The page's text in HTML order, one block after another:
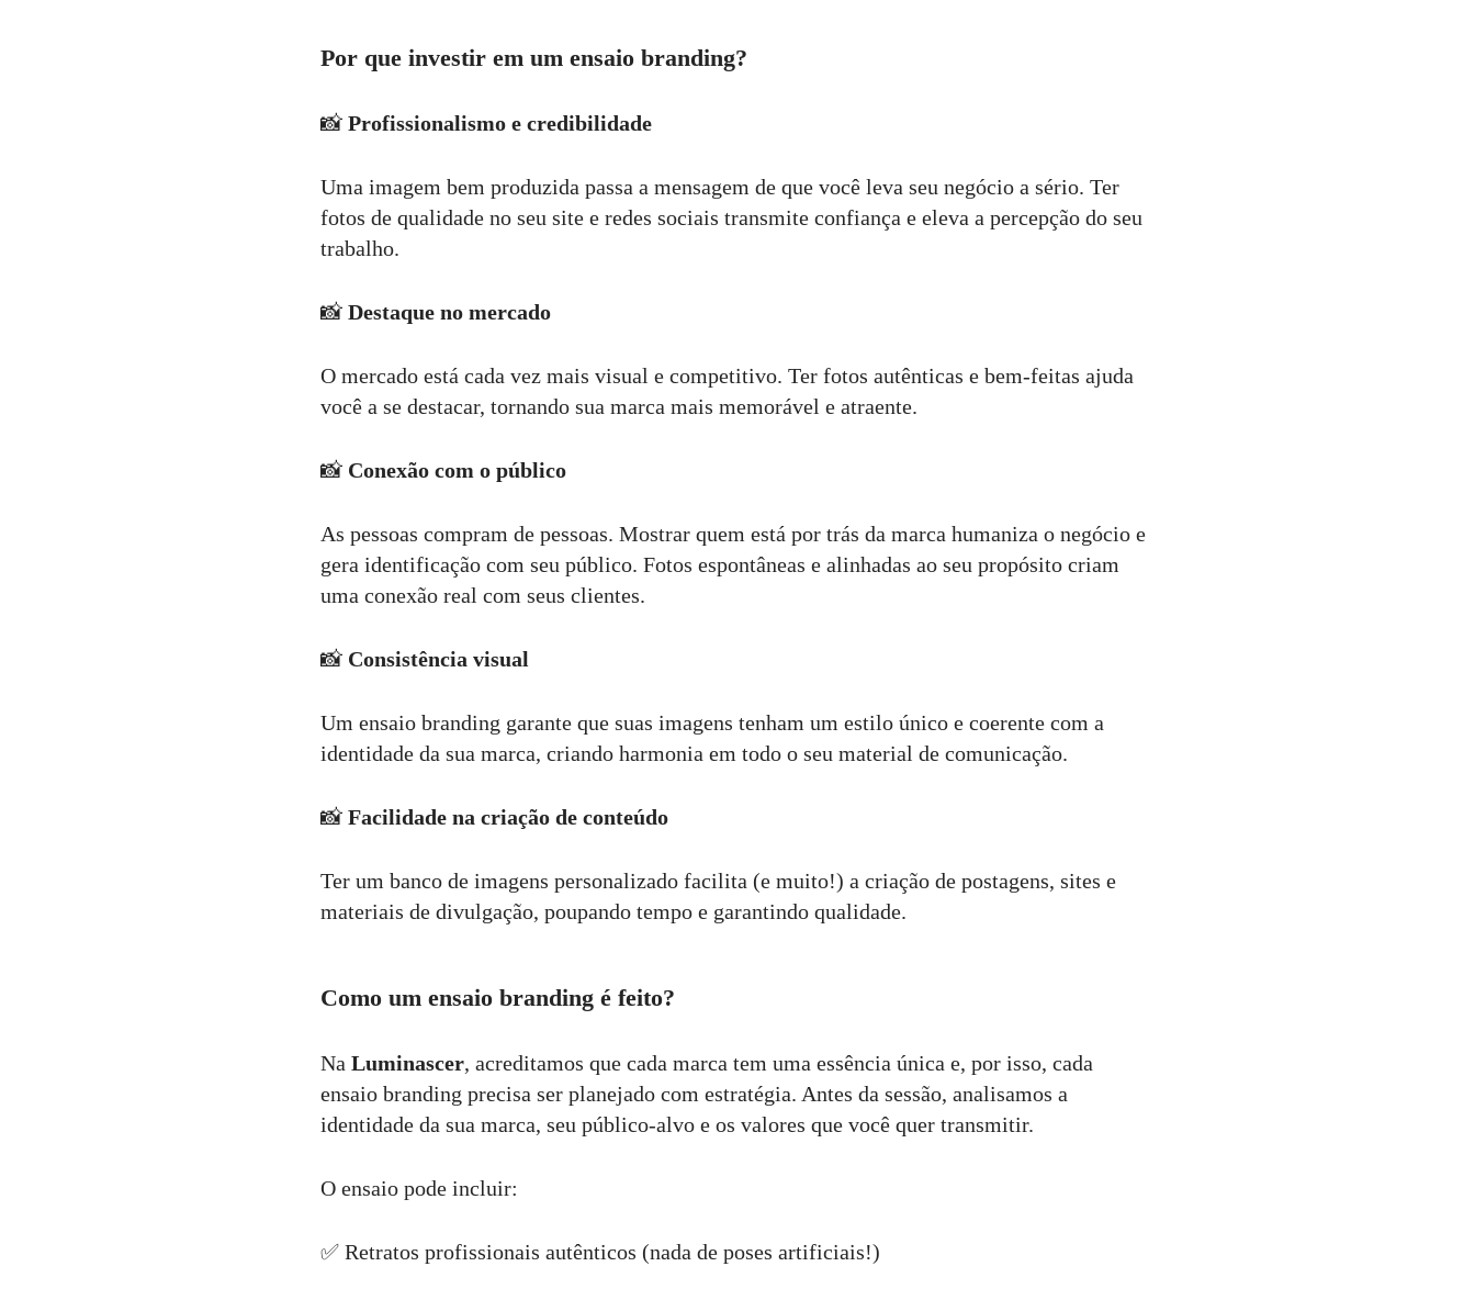
Por que investir em um ensaio branding?
📸 Profissionalismo e credibilidade
Uma imagem bem produzida passa a mensagem de que você leva seu negócio a sério. Ter
fotos de qualidade no seu site e redes sociais transmite confiança e eleva a percepção do seu
trabalho.
📸 Destaque no mercado
O mercado está cada vez mais visual e competitivo. Ter fotos autênticas e bem-feitas ajuda
você a se destacar, tornando sua marca mais memorável e atraente.
📸 Conexão com o público
As pessoas compram de pessoas. Mostrar quem está por trás da marca humaniza o negócio e
gera identificação com seu público. Fotos espontâneas e alinhadas ao seu propósito criam
uma conexão real com seus clientes.
📸 Consistência visual
Um ensaio branding garante que suas imagens tenham um estilo único e coerente com a
identidade da sua marca, criando harmonia em todo o seu material de comunicação.
📸 Facilidade na criação de conteúdo
Ter um banco de imagens personalizado facilita (e muito!) a criação de postagens, sites e
materiais de divulgação, poupando tempo e garantindo qualidade.
Como um ensaio branding é feito?
Na Luminascer, acreditamos que cada marca tem uma essência única e, por isso, cada
ensaio branding precisa ser planejado com estratégia. Antes da sessão, analisamos a
identidade da sua marca, seu público-alvo e os valores que você quer transmitir.
O ensaio pode incluir:
✅ Retratos profissionais autênticos (nada de poses artificiais!)